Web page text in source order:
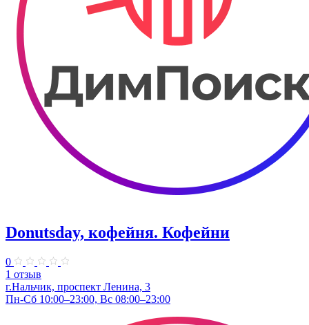
Donutsday, кофейня. Кофейни
0
1 отзыв
г.Нальчик, проспект Ленина, 3
Пн-Сб 10:00–23:00, Вс 08:00–23:00